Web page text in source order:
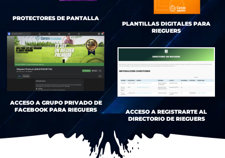
PROTECTORES DE PANTALLA
ACCESO A GRUPO PRIVADO DE
FACEBOOK PARA RIEGUERS
PLANTILLAS DIGITALES PARA
RIEGUERS
ACCESO A REGISTRARTE AL
DIRECTORIO DE RIEGUERS